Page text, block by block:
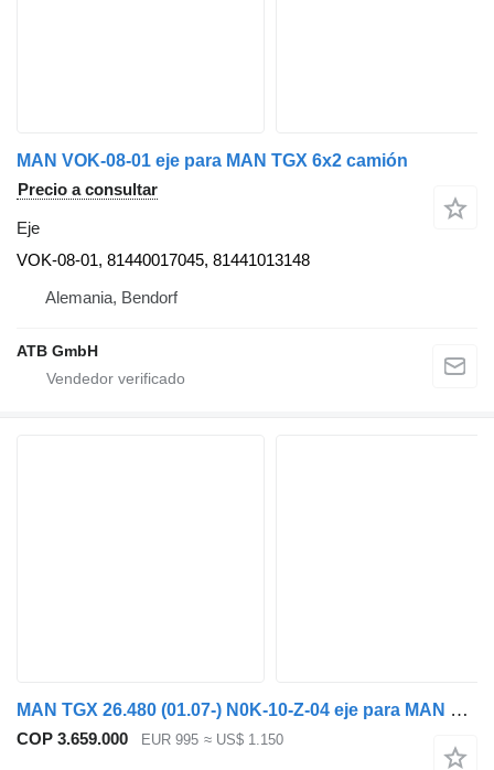
MAN VOK-08-01 eje para MAN TGX 6x2 camión
Precio a consultar
Eje
VOK-08-01, 81440017045, 81441013148
Alemania, Bendorf
ATB GmbH
MAN TGX 26.480 (01.07-) N0K-10-Z-04 eje para MAN TGL, TGM, TGS, TGX (2005-2021) camión
COP 3.659.000 EUR 995 ≈ US$ 1.150